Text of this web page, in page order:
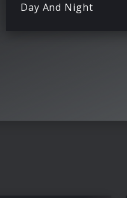
Day And Night